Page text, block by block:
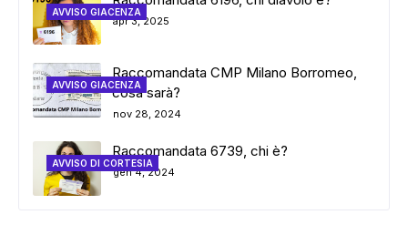
AVVISO GIACENZA
apr 3, 2025
AVVISO GIACENZA
Raccomandata CMP Milano Borromeo,
cosa sarà?
nov 28, 2024
AVVISO DI CORTESIA
Raccomandata 6739, chi è?
gen 4, 2024